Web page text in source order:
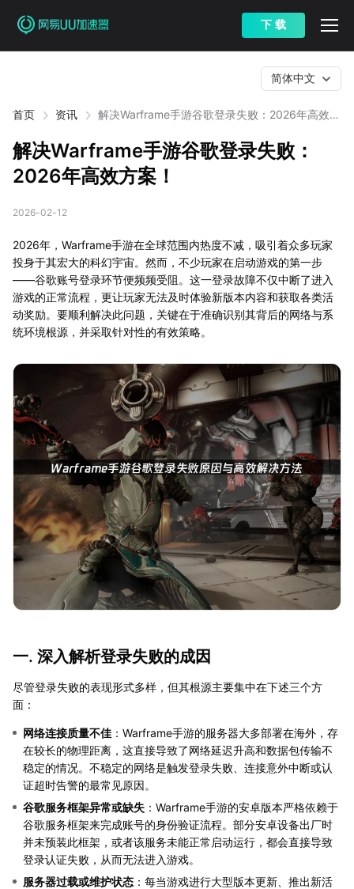
下 载
首页 资讯
解决Warframe手游谷歌登录失败：2026年高效方
简体中文
解决Warframe手游谷歌登录失败：
2026年高效方案！
2026-02-12
2026年，Warframe手游在全球范围内热度不减，吸引着众多玩家
投身于其宏大的科幻宇宙。然而，不少玩家在启动游戏的第一步
——谷歌账号登录环节便频频受阻。这一登录故障不仅中断了进入
游戏的正常流程，更让玩家无法及时体验新版本内容和获取各类活
动奖励。要顺利解决此问题，关键在于准确识别其背后的网络与系
统环境根源，并采取针对性的有效策略。
一. 深入解析登录失败的成因
尽管登录失败的表现形式多样，但其根源主要集中在下述三个方
面：
网络连接质量不佳 ：Warframe手游的服务器大多部署在海外，存
在较长的物理距离，这直接导致了网络延迟升高和数据包传输不
稳定的情况。不稳定的网络是触发登录失败、连接意外中断或认
证超时告警的最常见原因。
谷歌服务框架异常或缺失 ：Warframe手游的安卓版本严格依赖于
谷歌服务框架来完成账号的身份验证流程。部分安卓设备出厂时
并未预装此框架，或者该服务未能正常启动运行，都会直接导致
登录认证失败，从而无法进入游戏。
服务器过载或维护状态 ：每当游戏进行大型版本更新、推出新活